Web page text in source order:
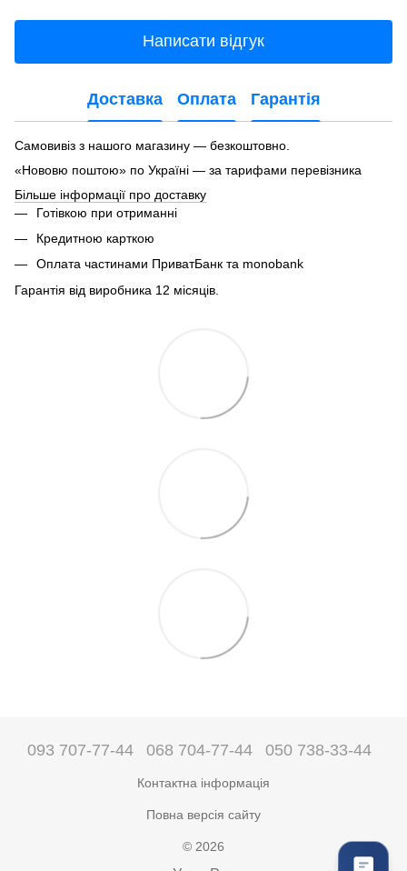
Написати відгук
Доставка Оплата Гарантія
Самовивіз з нашого магазину — безкоштовно.
«Нововю поштою» по Україні — за тарифами перевізника
Більше інформації про доставку
Готівкою при отриманні
Кредитною карткою
Оплата частинами ПриватБанк та monobank
Гарантія від виробника 12 місяців.
093 707-77-44 068 704-77-44 050 738-33-44
Контактна інформація
Повна версія сайту
© 2026